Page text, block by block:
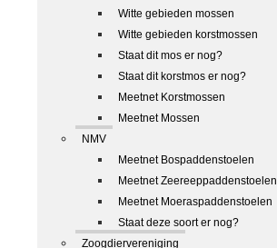
Witte gebieden mossen
Witte gebieden korstmossen
Staat dit mos er nog?
Staat dit korstmos er nog?
Meetnet Korstmossen
Meetnet Mossen
NMV
Meetnet Bospaddenstoelen
Meetnet Zeereeppaddenstoelen
Meetnet Moeraspaddenstoelen
Staat deze soort er nog?
Zoogdiervereniging